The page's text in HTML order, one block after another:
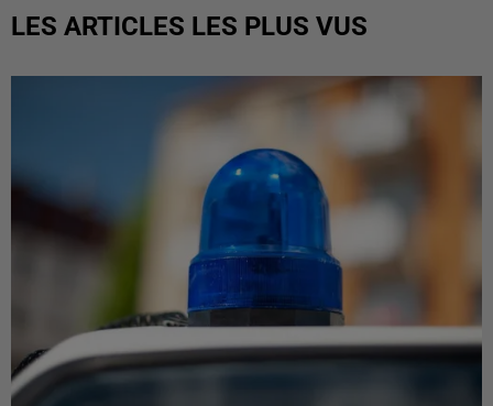
LES ARTICLES LES PLUS VUS